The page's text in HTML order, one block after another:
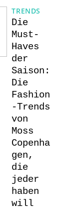
TRENDS
Die
Must-
Haves
der
Saison:
Die
Fashion
-Trends
von
Moss
Copenha
gen,
die
jeder
haben
will